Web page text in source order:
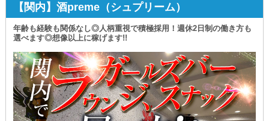
【関内】酒preme（シュプリーム）
年齢も経験も関係なし◎人柄重視で積極採用！週休2日制の働き方も
選べます◎想像以上に稼げます!!